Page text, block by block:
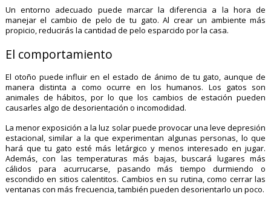
Un entorno adecuado puede marcar la diferencia a la hora de
manejar el cambio de pelo de tu gato. Al crear un ambiente más
propicio, reducirás la cantidad de pelo esparcido por la casa.
El comportamiento
El otoño puede influir en el estado de ánimo de tu gato, aunque de
manera distinta a como ocurre en los humanos. Los gatos son
animales de hábitos, por lo que los cambios de estación pueden
causarles algo de desorientación o incomodidad.
La menor exposición a la luz solar puede provocar una leve depresión
estacional, similar a la que experimentan algunas personas, lo que
hará que tu gato esté más letárgico y menos interesado en jugar.
Además, con las temperaturas más bajas, buscará lugares más
cálidos para acurrucarse, pasando más tiempo durmiendo o
escondido en sitios calentitos. Cambios en su rutina, como cerrar las
ventanas con más frecuencia, también pueden desorientarlo un poco.